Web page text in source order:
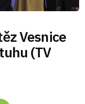
Vesnice
(TV